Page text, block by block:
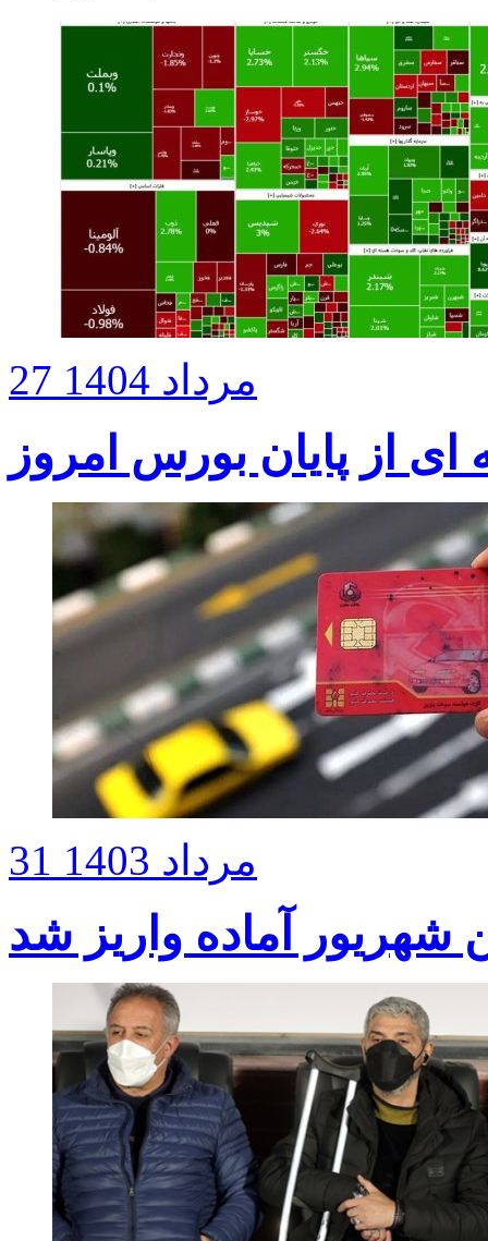
27 مرداد 1404
ای از پایان بورس امروز
31 مرداد 1403
شهریور‌ آماده واریز شد